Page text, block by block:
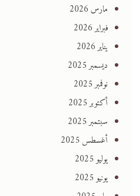
مارس 2026
فبراير 2026
يناير 2026
ديسمبر 2025
نوفمبر 2025
أكتوبر 2025
سبتمبر 2025
أغسطس 2025
يوليو 2025
يونيو 2025